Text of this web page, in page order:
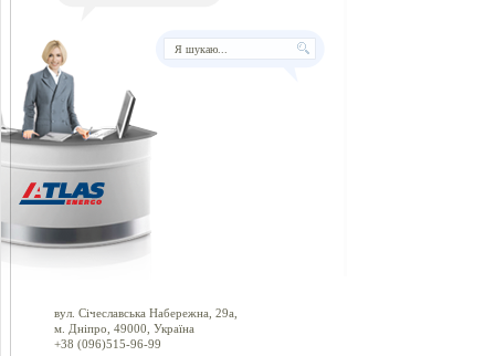
вул. Січеславська Набережна, 29а,
м. Дніпро, 49000, Україна
+38 (096)515-96-99